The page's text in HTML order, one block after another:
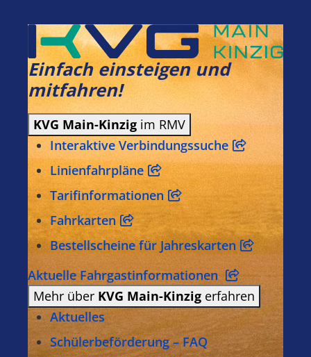
Einfach einsteigen und
mitfahren!
KVG Main-Kinzig im RMV
Interaktive Verbindungssuche
Linienfahrpläne
Tarifinformationen
Fahrkarten
Bestellscheine für Jahreskarten
Aktuelle Fahrgastinformationen
Mehr über KVG Main-Kinzig erfahren
Aktuelles
Schülerbeförderung – FAQ